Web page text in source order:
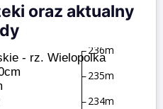
oraz aktualny
234m
235m
236m
- rz. Wielopolka